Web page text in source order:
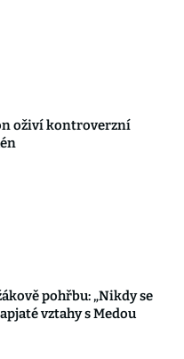
oživí kontroverzní
pohřbu: „Nikdy se
vztahy s Medou